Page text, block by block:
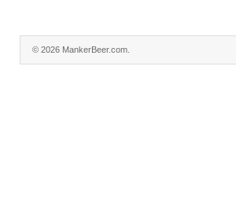
© 2026 MankerBeer.com.